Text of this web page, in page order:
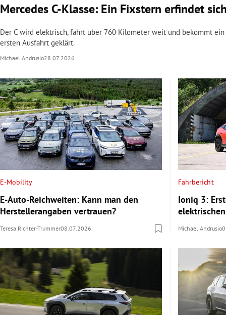
Mercedes C-Klasse: Ein Fixstern erfindet
Der C wird elektrisch, fährt über 760 Kilometer weit und bekommt
ersten Ausfahrt geklärt.
Michael Andrusio28.07.2026
E-Mobility
E-Auto-Reichweiten: Kann man den
Herstellerangaben vertrauen?
Teresa Richter-Trummer08.07.2026
Fahrbericht
Ioniq 3:
Michael Andrusio